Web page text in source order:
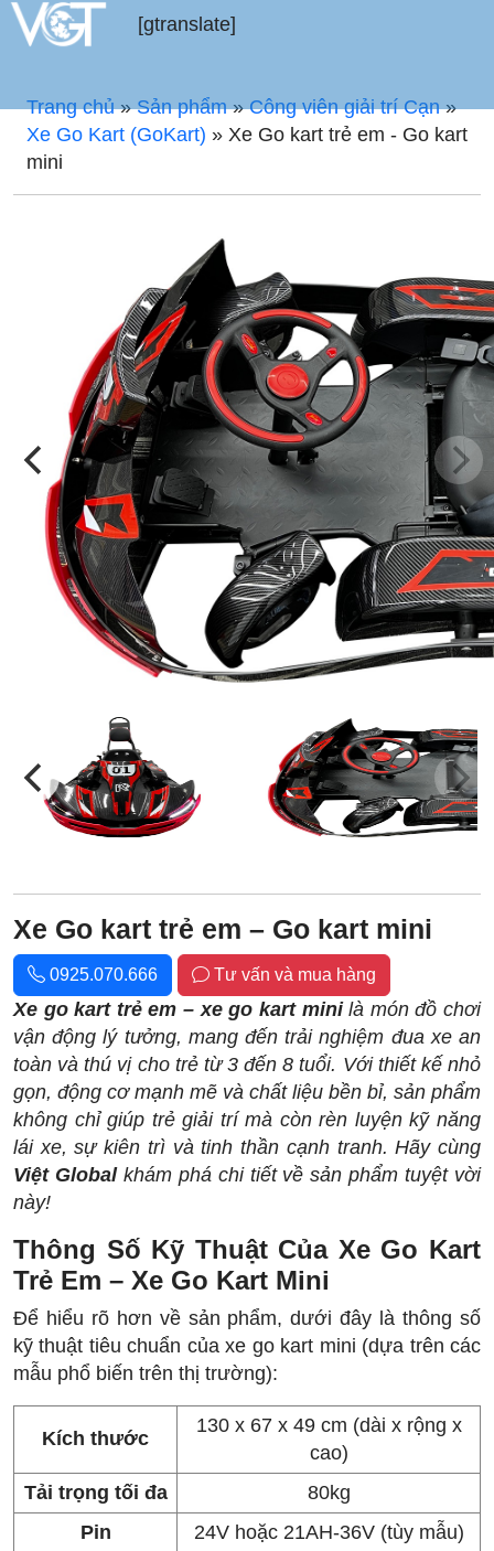
[gtranslate]
Trang chủ»Sản phẩm»Công viên giải trí Cạn»
Xe Go Kart (GoKart) » Xe Go kart trẻ em - Go kart
mini
Xe Go kart trẻ em – Go kart mini
0925.070.666 Tư vấn và mua hàng
Xe go kart trẻ em – xe go kart minilà món đồ chơi
vận động lý tưởng, mang đến trải nghiệm đua xe an
toàn và thú vị cho trẻ từ 3 đến 8 tuổi. Với thiết kế nhỏ
gọn, động cơ mạnh mẽ và chất liệu bền bỉ, sản phẩm
không chỉ giúp trẻ giải trí mà còn rèn luyện kỹ năng
lái xe, sự kiên trì và tinh thần cạnh tranh. Hãy cùng
Việt Globalkhám phá chi tiết về sản phẩm tuyệt vời
này!
Thông Số Kỹ Thuật Của Xe Go Kart
Trẻ Em – Xe Go Kart Mini
Để hiểu rõ hơn về sản phẩm, dưới đây là thông số
kỹ thuật tiêu chuẩn của xe go kart mini (dựa trên các
mẫu phổ biến trên thị trường):
Kích thước
130 x 67 x 49 cm (dài x rộng x
cao)
Tải trọng tối đa
80kg
Pin
24V hoặc 21AH-36V (tùy mẫu)